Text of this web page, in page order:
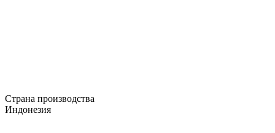
Страна производства
Индонезия